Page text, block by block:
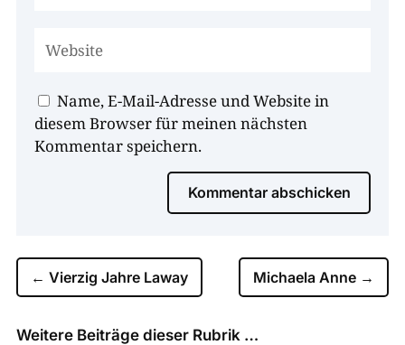
Name, E-Mail-Adresse und Website in
diesem Browser für meinen nächsten
Kommentar speichern.
Kommentar abschicken
← Vierzig Jahre Laway Michaela Anne →
Weitere Beiträge dieser Rubrik …